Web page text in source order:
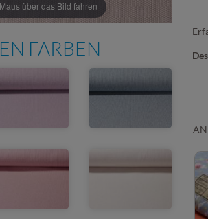
über das Bild fahren
FARBEN